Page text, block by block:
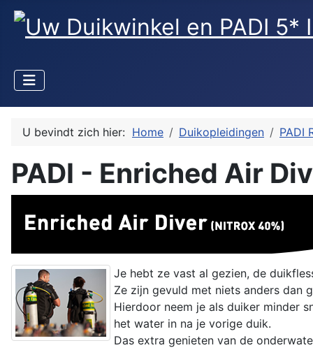
U bevindt zich hier: Home Duikopleidingen PADI
PADI - Enriched Air
Je hebt ze vast al gezien, de
Ze zijn gevuld met niets anders dan
Hierdoor neem je als duiker minder
het water in na je vorige duik.
Das extra genieten van de